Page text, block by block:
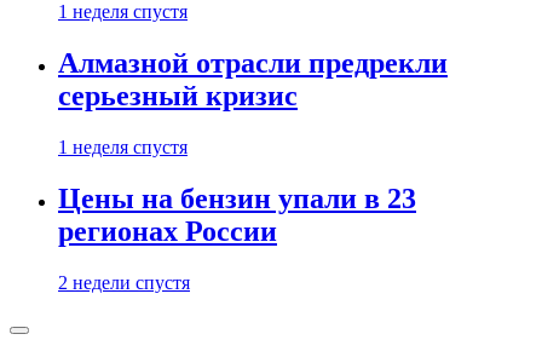
1 неделя спустя
Алмазной отрасли предрекли
серьезный кризис
1 неделя спустя
Цены на бензин упали в 23
регионах России
2 недели спустя